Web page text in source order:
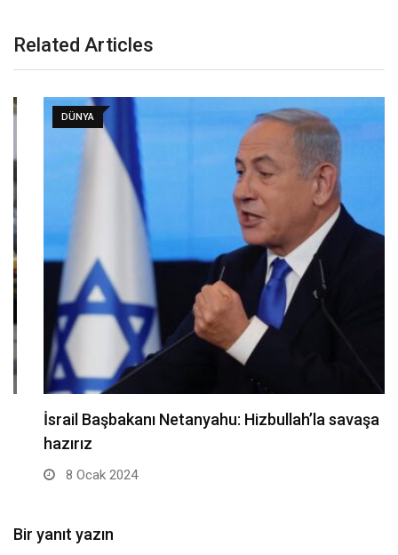
Related Articles
DÜNYA
İsrail Başbakanı Netanyahu: Hizbullah’la savaşa
hazırız
8 Ocak 2024
Bir yanıt yazın